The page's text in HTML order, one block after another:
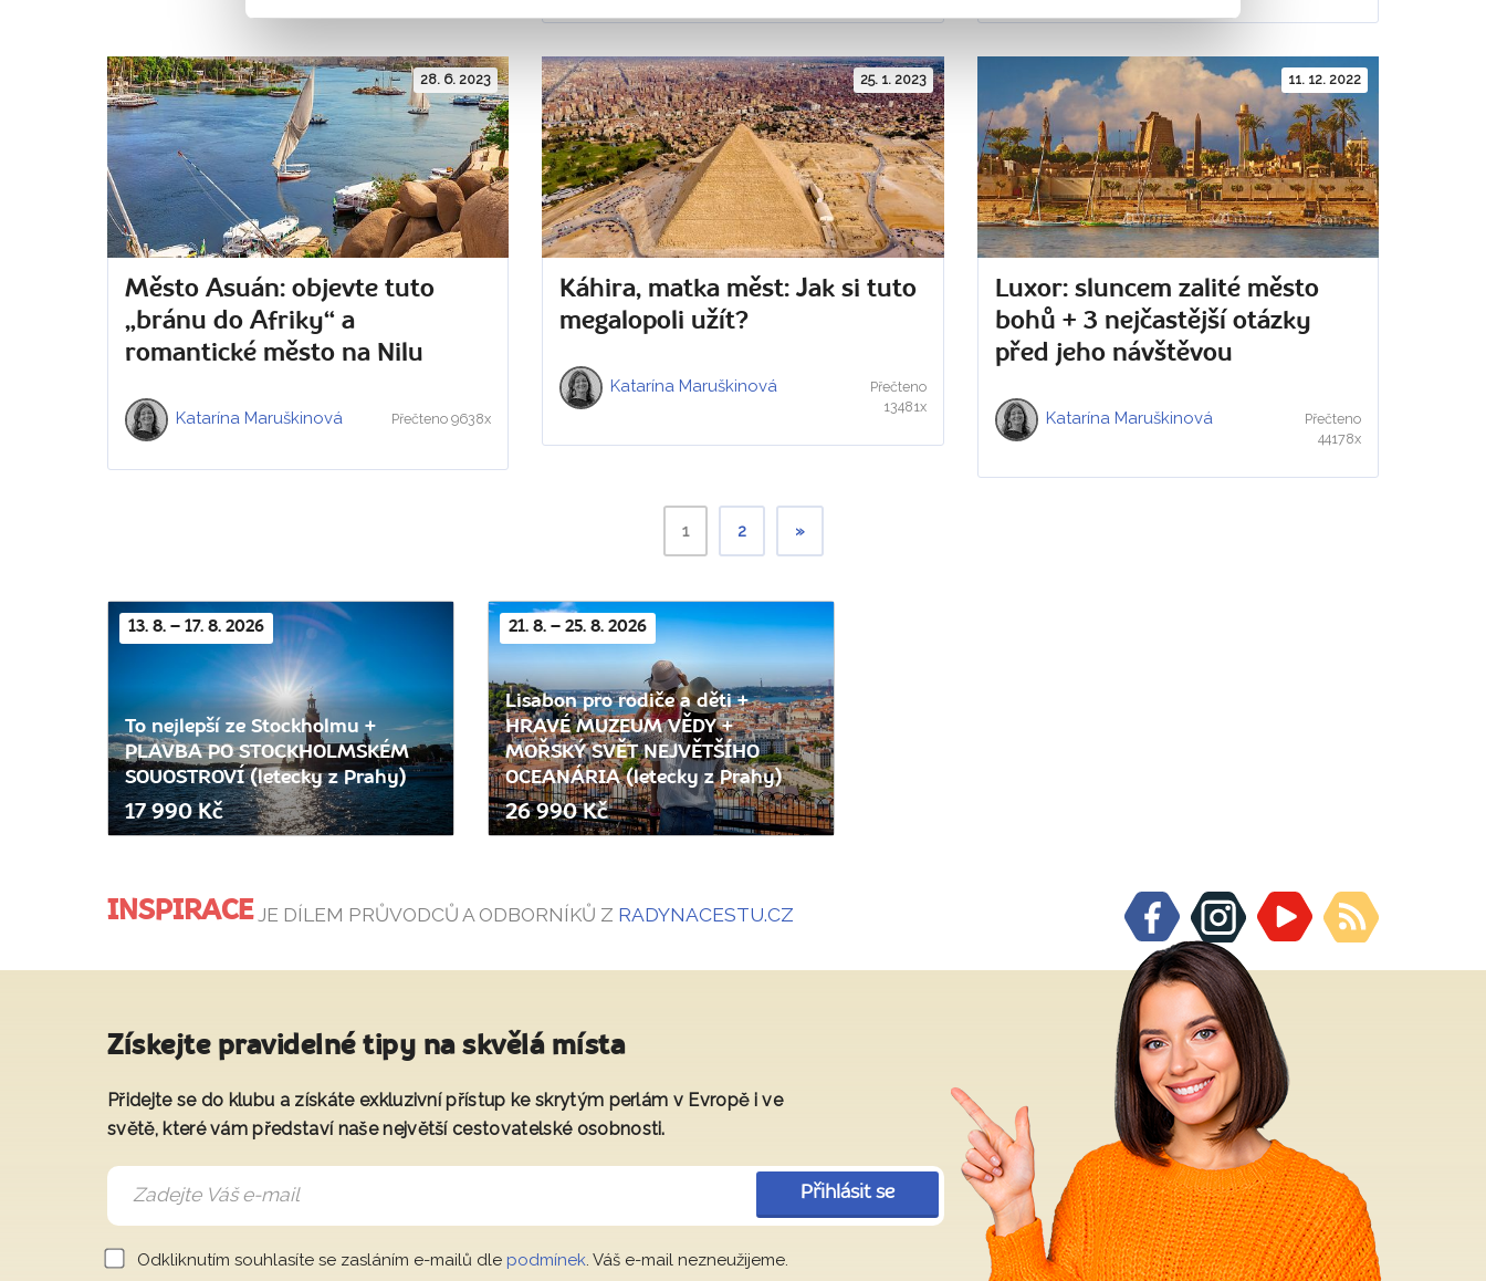
28. 6. 2023
Město Asuán: objevte tuto
„bránu do Afriky“ a
romantické město na Nilu
Katarína Maruškinová Přečteno 9638x
25. 1. 2023
Káhira, matka měst: Jak si tuto
megalopoli užít?
Katarína Maruškinová
Přečteno
13481x
11. 12. 2022
Luxor: sluncem zalité město
bohů + 3 nejčastější otázky
před jeho návštěvou
Katarína Maruškinová
Přečteno
44178x
1 2 »
13. 8. – 17. 8. 2026
To nejlepší ze Stockholmu +
PLAVBA PO STOCKHOLMSKÉM
SOUOSTROVÍ (letecky z Prahy)
17 990 Kč
21. 8. – 25. 8. 2026
Lisabon pro rodiče a děti +
HRAVÉ MUZEUM VĚDY +
MOŘSKÝ SVĚT NEJVĚTŠÍHO
OCEANÁRIA (letecky z Prahy)
26 990 Kč
INSPIRACEJE DÍLEM PRŮVODCŮ A ODBORNÍKŮ Z RADYNACESTU.CZ
Získejte pravidelné tipy na skvělá místa
Přidejte se do klubu a získáte exkluzivní přístup ke skrytým perlám v Evropě i ve
světě, které vám představí naše největší cestovatelské osobnosti.
Přihlásit se
Odkliknutím souhlasíte se zasláním e-mailů dle podmínek. Váš e-mail nezneužijeme.